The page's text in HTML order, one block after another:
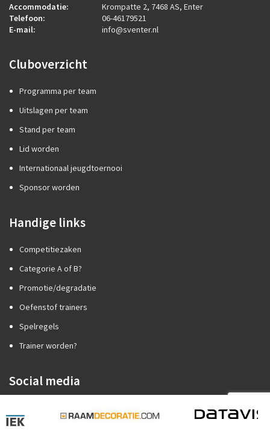
Accommodatie:
Krompatte 2, 7468 AS, Enter
Telefoon:
06-46179521
E-mail:
info@sventer.nl
Cluboverzicht
Programma per team
Uitslagen per team
Stand per team
Lid worden
Internationaal jeugdtoernooi
Sponsor worden
Handige links
Competitiezaken
Categorie A of B?
Promotie/degradatie
Oefenstof trainers
Spelregels
Trainer worden?
Social media